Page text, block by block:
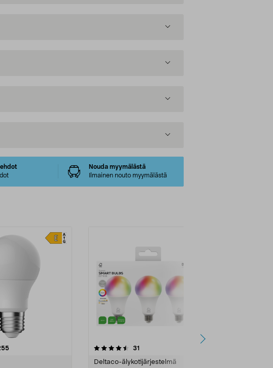
Nouda myymälästä
Ilmainen nouto myymälästä
arvostelut
viidestä
31
Deltaco-älykotijärjestelmä
4.5 viidestä